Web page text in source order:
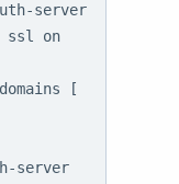
server
ssl on
[
server